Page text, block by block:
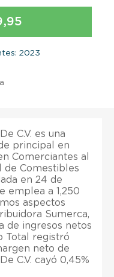
2023
C.V. es una
principal en
Comerciantes al
de Comestibles
en 24 de
emplea a 1,250
aspectos
Sumerca,
de ingresos netos
Total registró
neto de
C.V. cayó 0,45%